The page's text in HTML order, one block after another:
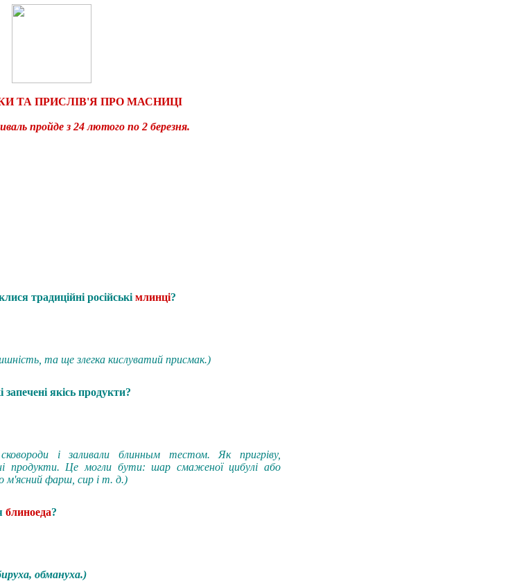
ТА ПРИСЛІВ'Я ПРО МАСНИЦІ
пройде з 24 лютого по 2 березня.
традиційні російські млинці?
та ще злегка кислуватий присмак.)
запечені якісь продукти?
і заливали блинным тестом. Як пригріву,
продукти. Це могли бути: шар смаженої цибулі або
м'ясний фарш, сир і т. д.)
блиноеда?
обмануха.)